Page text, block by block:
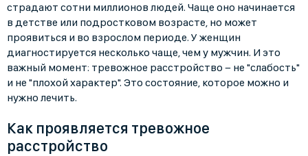
страдают сотни миллионов людей. Чаще оно начинается
в детстве или подростковом возрасте, но может
проявиться и во взрослом периоде. У женщин
диагностируется несколько чаще, чем у мужчин. И это
важный момент: тревожное расстройство − не "слабость"
и не "плохой характер". Это состояние, которое можно и
нужно лечить.
Как проявляется тревожное
расстройство